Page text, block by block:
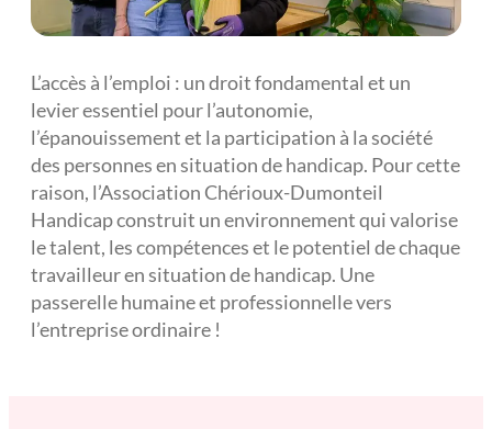
L’accès à l’emploi : un droit fondamental et un
levier essentiel pour l’autonomie,
l’épanouissement et la participation à la société
des personnes en situation de handicap. Pour cette
raison, l’Association Chérioux-Dumonteil
Handicap construit un environnement qui valorise
le talent, les compétences et le potentiel de chaque
travailleur en situation de handicap. Une
passerelle humaine et professionnelle vers
l’entreprise ordinaire !